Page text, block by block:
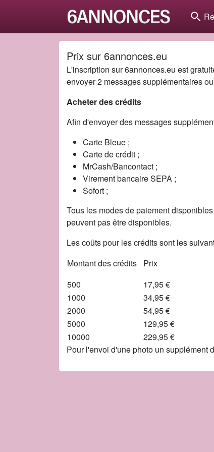
search
Prix sur 6annonces.eu
L'inscription sur 6annonces.eu est
envoyer 2 messages supplémentaires
Acheter des crédits
Afin d'envoyer des messages
Carte Bleue ;
Carte de crédit ;
MrCash/Bancontact ;
Virement bancaire SEPA ;
Sofort ;
Tous les modes de paiement
peuvent pas être disponibles.
Les coûts pour les crédits sont les
Montant des crédits
Prix
500
17,95 €
1000
34,95 €
2000
54,95 €
5000
129,95 €
10000
229,95 €
Pour l'envoi d'une photo un supplément